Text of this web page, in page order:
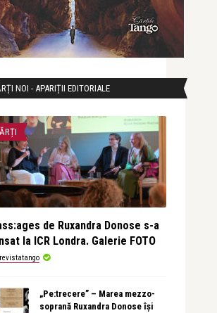
NOI - APARIȚII EDITORIALE
de Ruxandra Donose s-a
la ICR Londra. Galerie FOTO
revistatango
„Pe:trecere” – Marea mezzo-
soprană Ruxandra Donose își